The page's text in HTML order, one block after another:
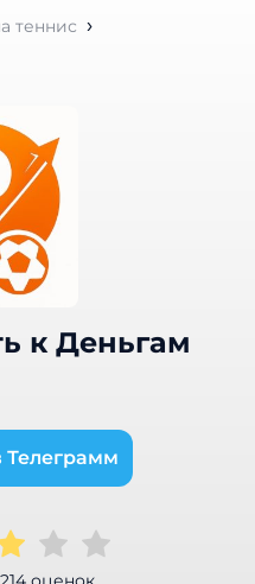
теннис
к Деньгам
Телеграмм